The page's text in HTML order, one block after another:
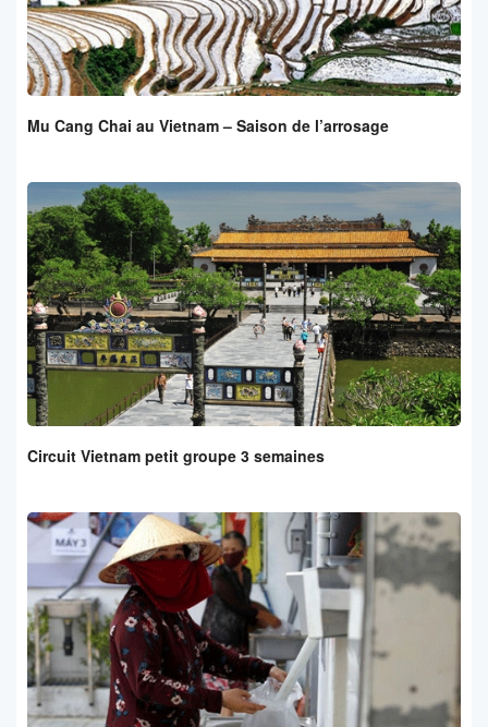
Mu Cang Chai au Vietnam – Saison de l’arrosage
Circuit Vietnam petit groupe 3 semaines